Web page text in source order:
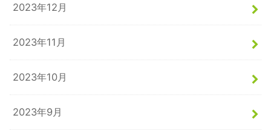
2023年12月
2023年11月
2023年10月
2023年9月